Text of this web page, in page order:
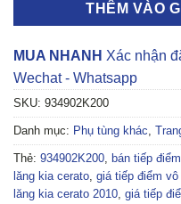
THÊM VÀO
MUA NHANH Xác nhận
Wechat - Whatsapp
SKU: 934902K200
Danh mục: Phụ tùng khác,
Thẻ: 934902K200, bán tiếp
lăng kia cerato, giá tiếp điểm
lăng kia cerato 2010, giá tiếp